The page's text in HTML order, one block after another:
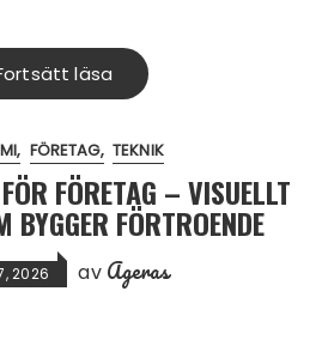
läsa
FÖRETAG TEKNIK
FÖRETAG – VISUELLT
BYGGER FÖRTROENDE
2026 av Ageras